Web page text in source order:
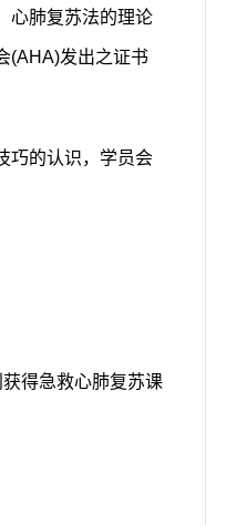
心肺复苏法的理论
(AHA)发出之证书
巧的认识，学员会
得急救心肺复苏课